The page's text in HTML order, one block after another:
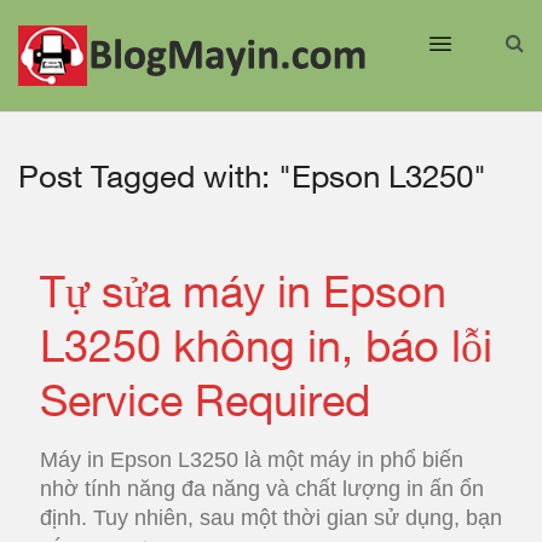
Post Tagged with: "Epson L3250"
Tự sửa máy in Epson
L3250 không in, báo lỗi
Service Required
Máy in Epson L3250 là một máy in phổ biến
nhờ tính năng đa năng và chất lượng in ấn ổn
định. Tuy nhiên, sau một thời gian sử dụng, bạn